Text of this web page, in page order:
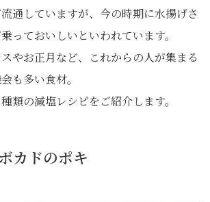
通していますが、今の時期に水揚げさ
っておいしいといわれています。
やお正月など、これからの人が集まる
も多い食材。
類の減塩レシピをご紹介します。
カドのポキ